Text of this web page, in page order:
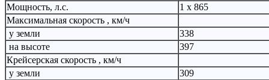
Мощность, л.с.
1 х 865
Максимальная скорость , км/ч
у земли
338
на высоте
397
Крейсерская скорость , км/ч
у земли
309